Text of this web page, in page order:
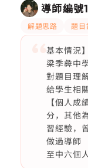
導師編號
解題思路 題目
基本情況
梁季彜中
對題目理
給學生相
【個人
分，其他
習經驗，
做過導師
至中六個